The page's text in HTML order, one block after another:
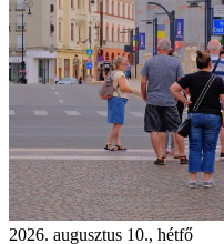
2026. augusztus 10., hétfő